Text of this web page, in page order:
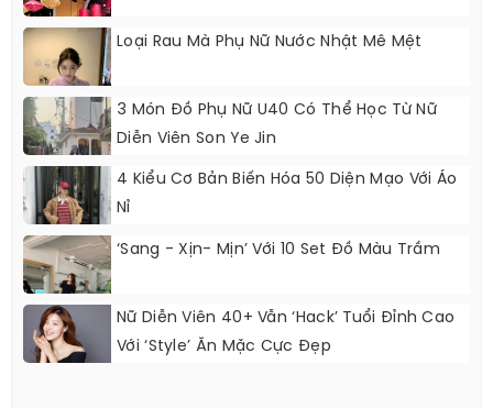
Loại Rau Mà Phụ Nữ Nước Nhật Mê Mệt
3 Món Đồ Phụ Nữ U40 Có Thể Học Từ Nữ
Diễn Viên Son Ye Jin
4 Kiểu Cơ Bản Biến Hóa 50 Diện Mạo Với Áo
Nỉ
‘Sang - Xịn- Mịn’ Với 10 Set Đồ Màu Trầm
Nữ Diễn Viên 40+ Vẫn ‘hack’ Tuổi Đỉnh Cao
Với ‘style’ Ăn Mặc Cực Đẹp